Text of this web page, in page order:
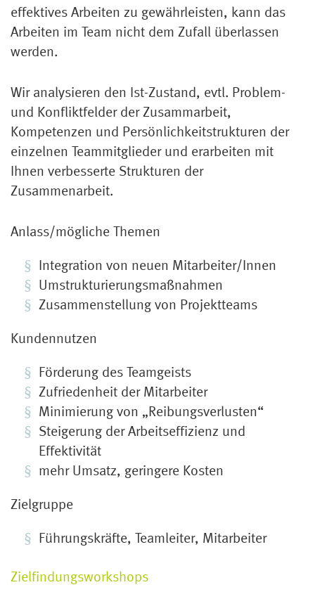
effektives Arbeiten zu gewährleisten, kann das
Arbeiten im Team nicht dem Zufall überlassen
werden.
Wir analysieren den Ist-Zustand, evtl. Problem-
und Konfliktfelder der Zusammarbeit,
Kompetenzen und Persönlichkeitstrukturen der
einzelnen Teammitglieder und erarbeiten mit
Ihnen verbesserte Strukturen der
Zusammenarbeit.
Anlass/mögliche Themen
Integration von neuen Mitarbeiter/Innen
Umstrukturierungsmaßnahmen
Zusammenstellung von Projektteams
Kundennutzen
Förderung des Teamgeists
Zufriedenheit der Mitarbeiter
Minimierung von „Reibungsverlusten“
Steigerung der Arbeitseffizienz und
Effektivität
mehr Umsatz, geringere Kosten
Zielgruppe
Führungskräfte, Teamleiter, Mitarbeiter
Zielfindungsworkshops